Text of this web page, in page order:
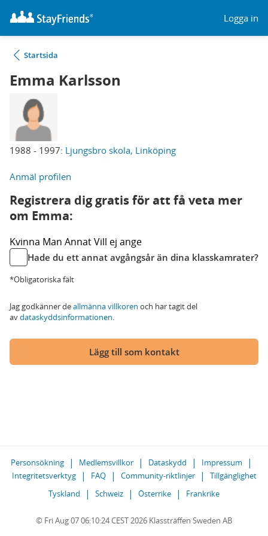
Logga in
Startsida
Emma Karlsson
1988 - 1997: Ljungsbro skola, Linköping
Anmäl profilen
Registrera dig gratis för att få veta mer
om Emma:
Kvinna Man AnnatVill ej ange
Hade du ett annat avgångsår än dina klasskamrater?
*Obligatoriska fält
Jag godkänner deallmänna villkoren och har tagit del
avdataskyddsinformationen.
Lägg till som kontakt
Personsökning Medlemsvillkor Dataskydd
Impressum
Integritetsverktyg
FAQ Community-riktlinjer
Tillgänglighet
Tyskland
Schweiz Österrike Frankrike
© Fri Aug 07 06:10:24 CEST 2026 Klassträffen Sweden AB